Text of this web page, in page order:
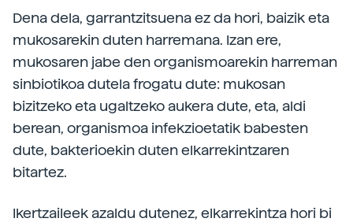
Dena dela, garrantzitsuena ez da hori, baizik eta
mukosarekin duten harremana. Izan ere,
mukosaren jabe den organismoarekin harreman
sinbiotikoa dutela frogatu dute: mukosan
bizitzeko eta ugaltzeko aukera dute, eta, aldi
berean, organismoa infekzioetatik babesten
dute, bakterioekin duten elkarrekintzaren
bitartez.
Ikertzaileek azaldu dutenez, elkarrekintza hori bi